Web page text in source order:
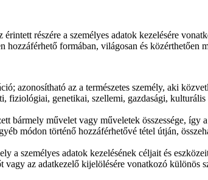
részére a személyes adatok kezelésére
formában, világosan és közérthetően
azonosítható az a természetes személy, aki
fiziológiai, genetikai, szellemi, gazdasági,
művelet vagy műveletek összessége, így
módon történő hozzáférhetővé tétel útján,
a személyes adatok kezelésének céljait és
az adatkezelő kijelölésére vonatkozó különös